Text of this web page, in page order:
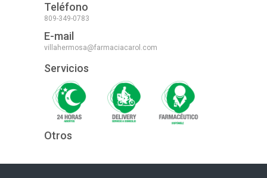
Teléfono
809-349-0783
E-mail
villahermosa@farmaciacarol.com
Servicios
Otros